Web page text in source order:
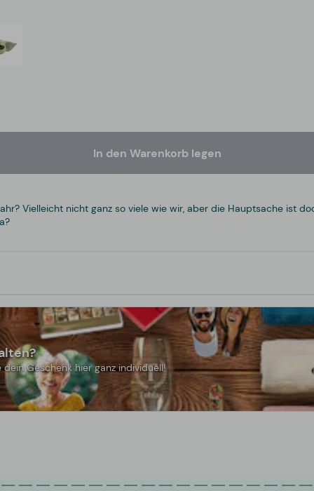
In den Warenkorb legen
Vielleicht nicht ganz so viele wie wir, aber die Hauptsache ist
Geschenk hier ganz individuell!